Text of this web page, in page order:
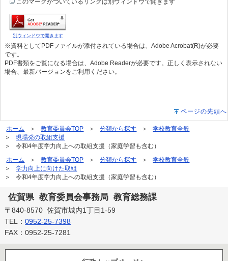
このマークがついているリンクは別ウィンドウで開きます
別ウィンドウで開きます
※資料としてPDFファイルが添付されている場合は、Adobe Acrobat(R)が必要
です。
PDF書類をご覧になる場合は、Adobe Readerが必要です。正しく表示されない
場合、最新バージョンをご利用ください。
ページの先頭へ
ホーム 教育委員会TOP 分類から探す
学校教育全般
現場発の取組支援
令和4年度学力向上への取組支援（家庭学習も含む）
ホーム
教育委員会TOP 分類から探す
学校教育全般
学力向上に向けた取組
令和4年度学力向上への取組支援（家庭学習も含む）
佐賀県 教育委員会事務局 教育総務課
〒840-8570 佐賀市城内1丁目1-59
TEL：0952-25-7398
FAX：0952-25-7281